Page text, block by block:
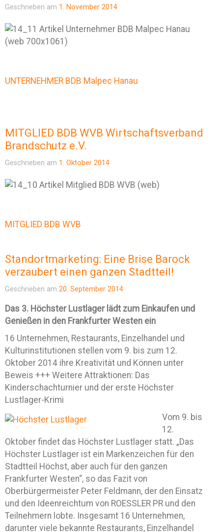
Geschrieben am 1. November 2014
UNTERNEHMER BDB Malpec Hanau
MITGLIED BDB WVB Wirtschaftsverband
Brandschutz e.V.
Geschrieben am 1. Oktober 2014
MITGLIED BDB WVB
Standortmarketing: Eine Brise Barock
verzaubert einen ganzen Stadtteil!
Geschrieben am 20. September 2014
Das 3. Höchster Lustlager lädt zum Einkaufen und
Genießen in den Frankfurter Westen ein
16 Unternehmen, Restaurants, Einzelhandel und
Kulturinstitutionen stellen vom 9. bis zum 12.
Oktober 2014 ihre Kreativität und Können unter
Beweis +++ Weitere Attraktionen: Das
Kinderschachturnier und der erste Höchster
Lustlager-Krimi
Vom 9. bis
12.
Oktober findet das Höchster Lustlager statt. „Das
Höchster Lustlager ist ein Markenzeichen für den
Stadtteil Höchst, aber auch für den ganzen
Frankfurter Westen“, so das Fazit von
Oberbürgermeister Peter Feldmann, der den Einsatz
und den Ideenreichtum von ROESSLER PR und den
Teilnehmern lobte. Insgesamt 16 Unternehmen,
darunter viele bekannte Restaurants, Einzelhandel